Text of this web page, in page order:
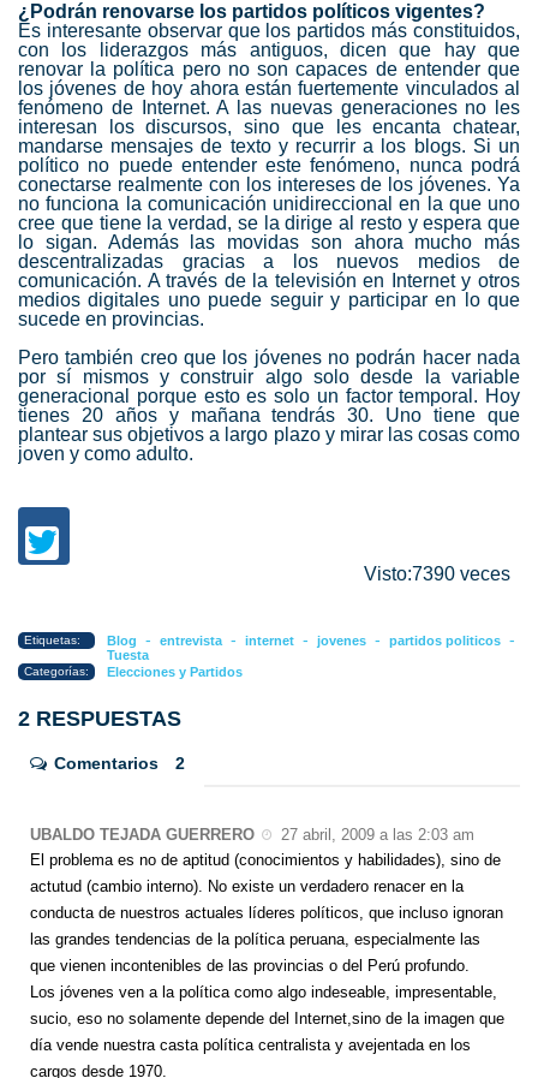
¿Podrán renovarse los partidos políticos vigentes?
Es interesante observar que los partidos más constituidos,
con los liderazgos más antiguos, dicen que hay que
renovar la política pero no son capaces de entender que
los jóvenes de hoy ahora están fuertemente vinculados al
fenómeno de Internet. A las nuevas generaciones no les
interesan los discursos, sino que les encanta chatear,
mandarse mensajes de texto y recurrir a los blogs. Si un
político no puede entender este fenómeno, nunca podrá
conectarse realmente con los intereses de los jóvenes. Ya
no funciona la comunicación unidireccional en la que uno
cree que tiene la verdad, se la dirige al resto y espera que
lo sigan. Además las movidas son ahora mucho más
descentralizadas gracias a los nuevos medios de
comunicación. A través de la televisión en Internet y otros
medios digitales uno puede seguir y participar en lo que
sucede en provincias.
Pero también creo que los jóvenes no podrán hacer nada
por sí mismos y construir algo solo desde la variable
generacional porque esto es solo un factor temporal. Hoy
tienes 20 años y mañana tendrás 30. Uno tiene que
plantear sus objetivos a largo plazo y mirar las cosas como
joven y como adulto.
Visto:7390 veces
Etiquetas: Blog - entrevista - internet - jovenes - partidos politicos -
Tuesta
Categorías: Elecciones y Partidos
2 RESPUESTAS
Comentarios 2
UBALDO TEJADA GUERRERO
27 abril, 2009 a las 2:03 am
El problema es no de aptitud (conocimientos y habilidades), sino de
actutud (cambio interno). No existe un verdadero renacer en la
conducta de nuestros actuales líderes políticos, que incluso ignoran
las grandes tendencias de la política peruana, especialmente las
que vienen incontenibles de las provincias o del Perú profundo.
Los jóvenes ven a la política como algo indeseable, impresentable,
sucio, eso no solamente depende del Internet,sino de la imagen que
día vende nuestra casta política centralista y avejentada en los
cargos desde 1970.